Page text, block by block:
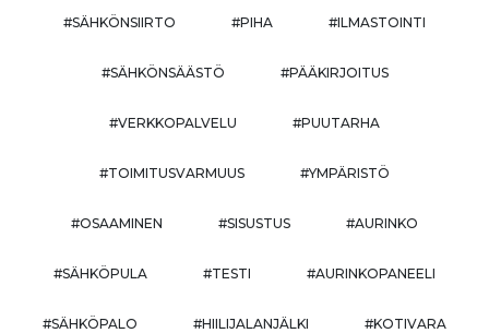
#SÄHKÖNSIIRTO #PIHA #ILMASTOINTI
#SÄHKÖNSÄÄSTÖ #PÄÄKIRJOITUS
#VERKKOPALVELU #PUUTARHA
#TOIMITUSVARMUUS #YMPÄRISTÖ
#OSAAMINEN #SISUSTUS #AURINKO
#SÄHKÖPULA #TESTI #AURINKOPANEELI
#SÄHKÖPALO #HIILIJALANJÄLKI #KOTIVARA